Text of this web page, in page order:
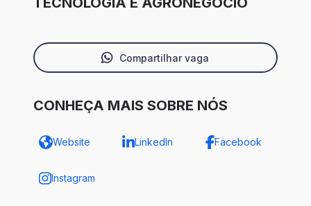
Compartilhar vaga
CONHEÇA MAIS SOBRE NÓS
Website LinkedIn Facebook
Instagram